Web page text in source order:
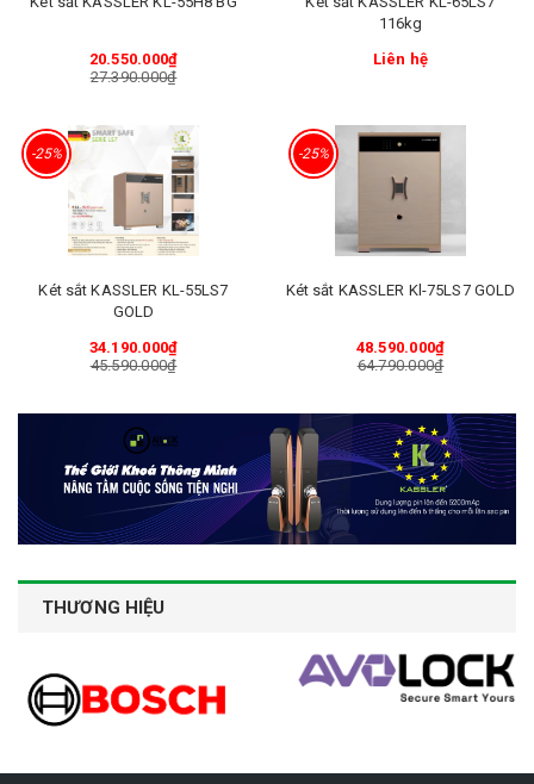
20.550.000₫
27.390.000₫
-25%
Két sắt KASSLER KL-55LS7
GOLD
34.190.000₫
45.590.000₫
116kg
Liên hệ
-25%
Két sắt KASSLER Kl-75LS7 GOLD
48.590.000₫
64.790.000₫
THƯƠNG HIỆU